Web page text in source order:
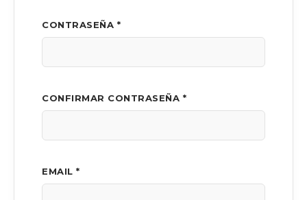
CONTRASEÑA *
CONFIRMAR CONTRASEÑA *
EMAIL *